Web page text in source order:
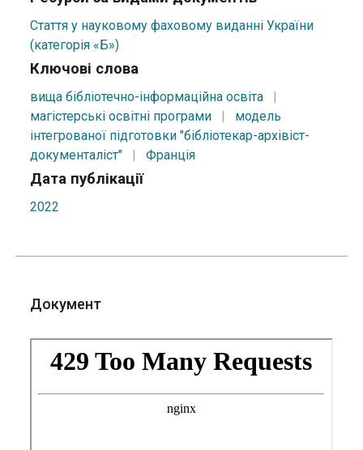
Стаття у науковому фаховому виданні України
(категорія «Б»)
Ключові слова
вища бібліотечно-інформаційна освіта
|
магістерські освітні програми
|
модель
інтегрованої підготовки "бібліотекар-архівіст-
документаліст"
| Франція
Дата публікації
2022
Документ